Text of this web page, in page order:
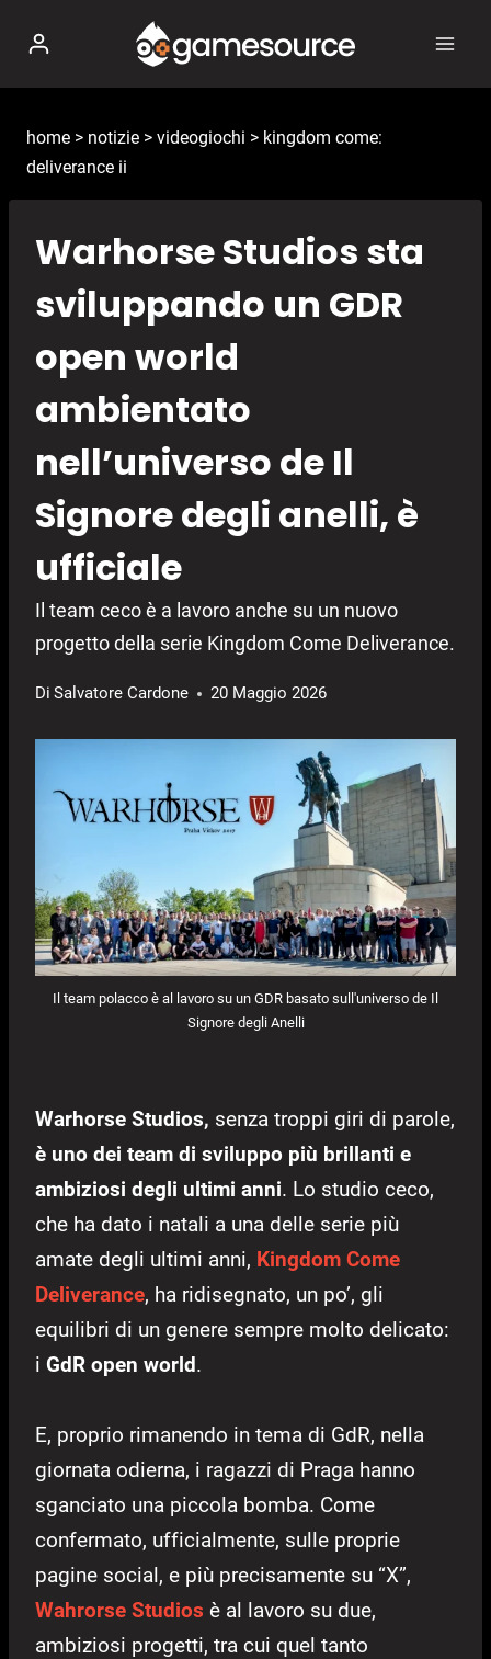
contenuto
home > notizie > videogiochi > kingdom come:
deliverance ii
Warhorse Studios sta
sviluppando un GDR
open world
ambientato
nell’universo de Il
Signore degli anelli, è
ufficiale
Il team ceco è a lavoro anche su un nuovo
progetto della serie Kingdom Come Deliverance.
Di Salvatore Cardone 20 Maggio 2026
Il team polacco è al lavoro su un GDR basato sull'universo de Il
Signore degli Anelli
Warhorse Studios, senza troppi giri di parole,
è uno dei team di sviluppo più brillanti e
ambiziosi degli ultimi anni. Lo studio ceco,
che ha dato i natali a una delle serie più
amate degli ultimi anni, Kingdom Come
Deliverance, ha ridisegnato, un po’, gli
equilibri di un genere sempre molto delicato:
i GdR open world.
E, proprio rimanendo in tema di GdR, nella
giornata odierna, i ragazzi di Praga hanno
sganciato una piccola bomba. Come
confermato, ufficialmente, sulle proprie
pagine social, e più precisamente su “X”,
Wahrorse Studios è al lavoro su due,
ambiziosi progetti, tra cui quel tanto